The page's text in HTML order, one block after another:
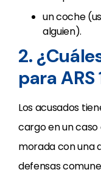
un coche
alguien).
2.
para
Los acusados
cargo en un
morada con una
defensas